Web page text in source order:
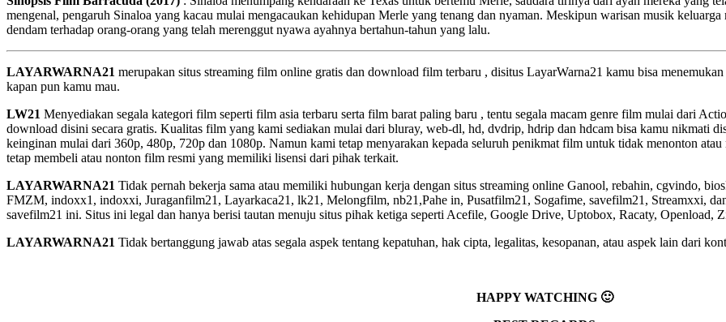
mengenal, pengaruh Sinaloa yang kacau mulai mengacaukan kehidupan Merle yang tenang dan nyaman. Meskipun warisan musik
dendam terhadap orang-orang yang telah merenggut nyawa ayahnya bertahun-tahun yang lalu.
LAYARWARNA21 merupakan situs streaming film online gratis dan download film terbaru , disitus LayarWarna21 kamu bisa
kapan pun kamu mau.
LW21 Menyediakan segala kategori film seperti film asia terbaru serta film barat paling baru , tentu segala macam genre film mulai dari
download disini secara gratis. Kualitas film yang kami sediakan mulai dari bluray, web-dl, hd, dvdrip, hdrip dan hdcam bisa kamu nikmati
keinginan mulai dari 360p, 480p, 720p dan 1080p. Namun kami tetap menyarakan kepada seluruh penikmat film untuk tidak menonton
tetap membeli atau nonton film resmi yang memiliki lisensi dari pihak terkait.
LAYARWARNA21 Tidak pernah bekerja sama atau memiliki hubungan kerja dengan situs streaming online Ganool, rebahin, cgvindo,
FMZM, indoxx1, indoxxi, Juraganfilm21, Layarkaca21, lk21, Melongfilm, nb21,Pahe in, Pusatfilm21, Sogafime, savefilm21, Streamxxi,
savefilm21 ini. Situs ini legal dan hanya berisi tautan menuju situs pihak ketiga seperti Acefile, Google Drive, Uptobox, Racaty, Openload,
LAYARWARNA21 Tidak bertanggung jawab atas segala aspek tentang kepatuhan, hak cipta, legalitas, kesopanan, atau aspek lain dari
HAPPY WATCHING 🙂